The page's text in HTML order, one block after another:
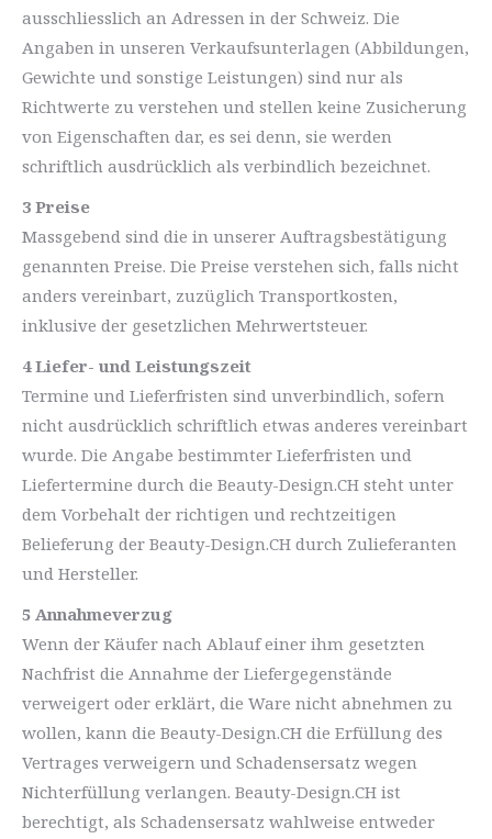
ausschliesslich an Adressen in der Schweiz. Die
Angaben in unseren Verkaufsunterlagen (Abbildungen,
Gewichte und sonstige Leistungen) sind nur als
Richtwerte zu verstehen und stellen keine Zusicherung
von Eigenschaften dar, es sei denn, sie werden
schriftlich ausdrücklich als verbindlich bezeichnet.
3 Preise
Massgebend sind die in unserer Auftragsbestätigung
genannten Preise. Die Preise verstehen sich, falls nicht
anders vereinbart, zuzüglich Transportkosten,
inklusive der gesetzlichen Mehrwertsteuer.
4 Liefer- und Leistungszeit
Termine und Lieferfristen sind unverbindlich, sofern
nicht ausdrücklich schriftlich etwas anderes vereinbart
wurde. Die Angabe bestimmter Lieferfristen und
Liefertermine durch die Beauty-Design.CH steht unter
dem Vorbehalt der richtigen und rechtzeitigen
Belieferung der Beauty-Design.CH durch Zulieferanten
und Hersteller.
5 Annahmeverzug
Wenn der Käufer nach Ablauf einer ihm gesetzten
Nachfrist die Annahme der Liefergegenstände
verweigert oder erklärt, die Ware nicht abnehmen zu
wollen, kann die Beauty-Design.CH die Erfüllung des
Vertrages verweigern und Schadensersatz wegen
Nichterfüllung verlangen. Beauty-Design.CH ist
berechtigt, als Schadensersatz wahlweise entweder